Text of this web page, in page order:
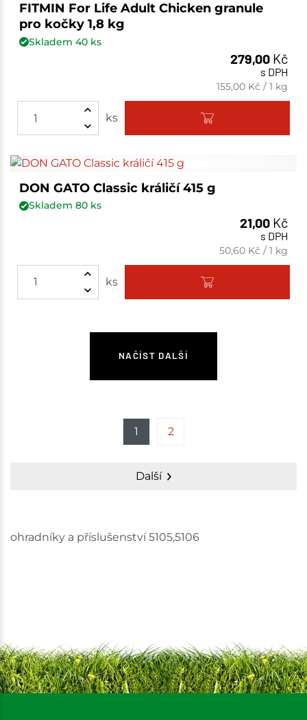
ohradníky a příslušenství 5105,5106
FITMIN For Life Adult Chicken granule
pro kočky 1,8 kg
Skladem 40ks
279,00 Kč
s DPH
155,00 Kč /1 kg
ks
DON GATO Classic králičí 415 g
Skladem 80ks
21,00 Kč
s DPH
50,60 Kč /1 kg
ks
NAČÍST DALŠÍ
1 2
Další